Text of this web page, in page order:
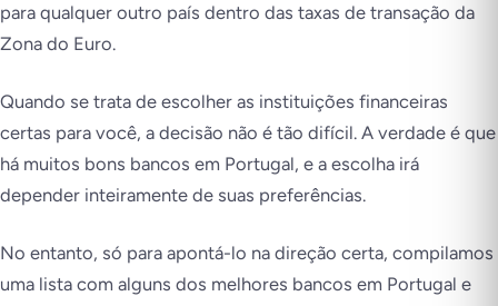
para qualquer outro país dentro das taxas de transação da
Zona do Euro.
Quando se trata de escolher as instituições financeiras
certas para você, a decisão não é tão difícil. A verdade é que
há muitos bons bancos em Portugal, e a escolha irá
depender inteiramente de suas preferências.
No entanto, só para apontá-lo na direção certa, compilamos
uma lista com alguns dos melhores bancos em Portugal e